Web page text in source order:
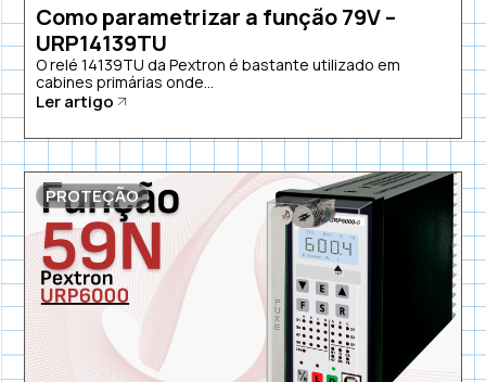
Como parametrizar a função 79V –
URP14139TU
O relé 14139TU da Pextron é bastante utilizado em
cabines primárias onde...
Ler artigo
PROTEÇÃO